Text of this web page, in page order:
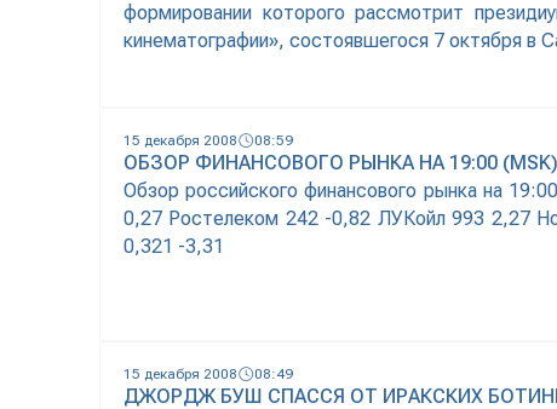
формировании которого рассмотрит
кинематографии», состоявшегося 7 октября в
15 декабря 2008 08:59
ОБЗОР ФИНАНСОВОГО РЫНКА НА 19:00
Обзор российского финансового рынка на
0,27 Ростелеком 242 -0,82 ЛУКойл 993 2,27
0,321 -3,31
15 декабря 2008 08:49
ДЖОРДЖ БУШ СПАССЯ ОТ ИРАКСКИХ